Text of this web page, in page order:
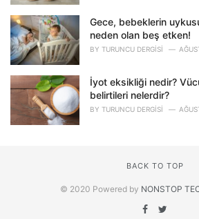
Gece, bebeklerin
neden olan beş etken!
BY TURUNCU DERGISI
İyot eksikliği nedir?
belirtileri nelerdir?
BY TURUNCU DERGISI
BACK TO TOP
© 2020 Powered by NONSTOP